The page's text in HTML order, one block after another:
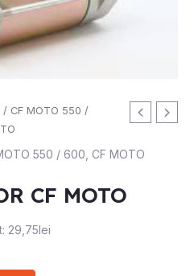
/ CF MOTO 550 /
550 / 600 CF MOTO
CF MOTO
29,75lei